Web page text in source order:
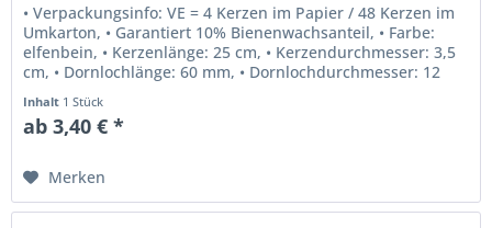
• Verpackungsinfo: VE = 4 Kerzen im Papier / 48 Kerzen im
Umkarton, • Garantiert 10% Bienenwachsanteil, • Farbe:
elfenbein, • Kerzenlänge: 25 cm, • Kerzendurchmesser: 3,5
cm, • Dornlochlänge: 60 mm, • Dornlochdurchmesser: 12
Inhalt 1 Stück
ab 3,40 € *
Merken